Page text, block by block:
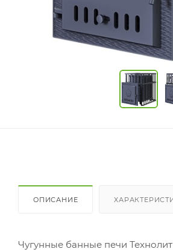
ОПИСАНИЕ
Чугунные банные печи